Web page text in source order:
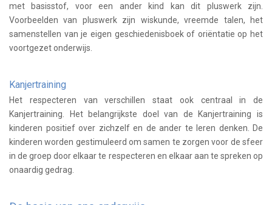
met basisstof, voor een ander kind kan dit pluswerk zijn.
Voorbeelden van pluswerk zijn wiskunde, vreemde talen, het
samenstellen van je eigen geschiedenisboek of oriëntatie op het
voortgezet onderwijs.
Kanjertraining
Het respecteren van verschillen staat ook centraal in de
Kanjertraining. Het belangrijkste doel van de Kanjertraining is
kinderen positief over zichzelf en de ander te leren denken. De
kinderen worden gestimuleerd om samen te zorgen voor de sfeer
in de groep door elkaar te respecteren en elkaar aan te spreken op
onaardig gedrag.